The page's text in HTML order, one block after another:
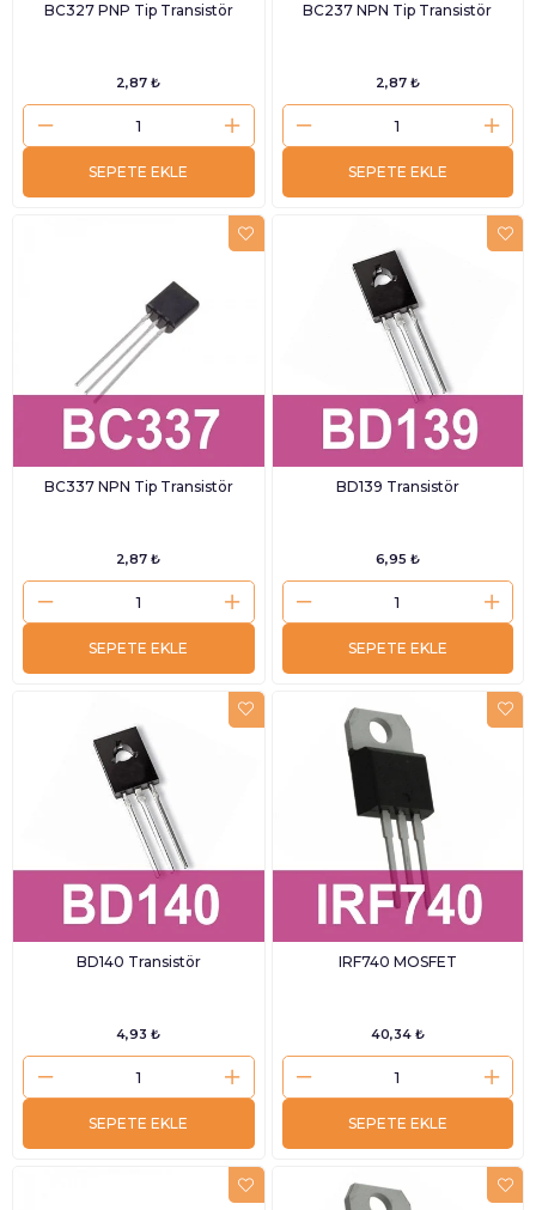
BC327 PNP Tip Transistör
2,87 ₺
SEPETE EKLE
BC237 NPN Tip Transistör
2,87 ₺
SEPETE EKLE
BC337 NPN Tip Transistör
2,87 ₺
SEPETE EKLE
BD139 Transistör
6,95 ₺
SEPETE EKLE
BD140 Transistör
4,93 ₺
SEPETE EKLE
IRF740 MOSFET
40,34 ₺
SEPETE EKLE